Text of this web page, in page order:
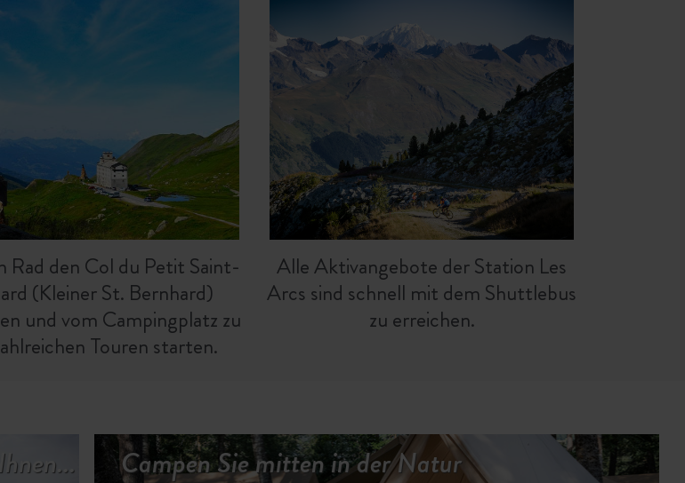
Rad den Col du Petit Saint-
(Kleiner St. Bernhard)
und vom Campingplatz zu
Touren starten.
Alle Aktivangebote der Station Les
Arcs sind schnell mit dem Shuttlebus
zu erreichen.
Campen Sie mitten in der Natur